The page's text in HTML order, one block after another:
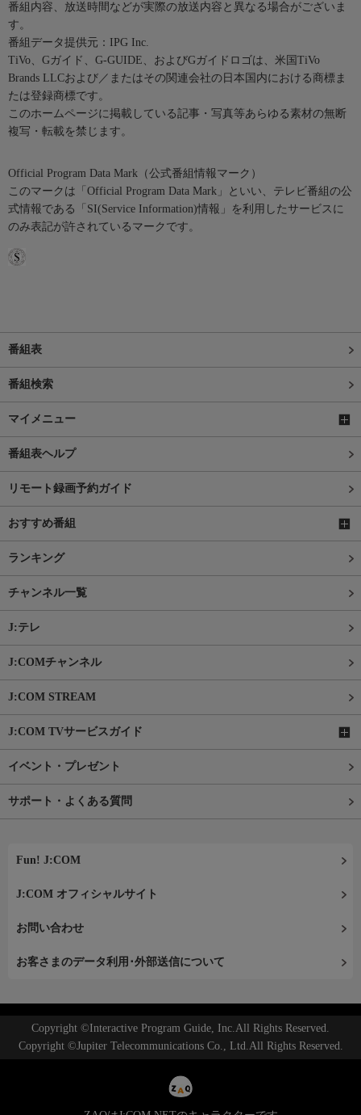
番組内容、放送時間などが実際の放送内容と異なる場合がございま
す。
番組データ提供元：IPG Inc.
TiVo、Gガイド、G-GUIDE、およびGガイドロゴは、米国TiVo
Brands LLCおよび／またはその関連会社の日本国内における商標ま
たは登録商標です。
このホームページに掲載している記事・写真等あらゆる素材の無断
複写・転載を禁じます。
Official Program Data Mark（公式番組情報マーク）
このマークは「Official Program Data Mark」といい、テレビ番組の公
式情報である「SI(Service Information)情報」を利用したサービスに
のみ表記が許されているマークです。
番組表
番組検索
マイメニュー
番組表ヘルプ
リモート録画予約ガイド
おすすめ番組
ランキング
チャンネル一覧
J:テレ
J:COMチャンネル
J:COM STREAM
J:COM TVサービスガイド
イベント・プレゼント
サポート・よくある質問
Fun! J:COM
J:COM オフィシャルサイト
お問い合わせ
お客さまのデータ利用･外部送信について
Copyright ©Interactive Program Guide, Inc.All Rights Reserved.
Copyright ©Jupiter Telecommunications Co., Ltd.All Rights Reserved.